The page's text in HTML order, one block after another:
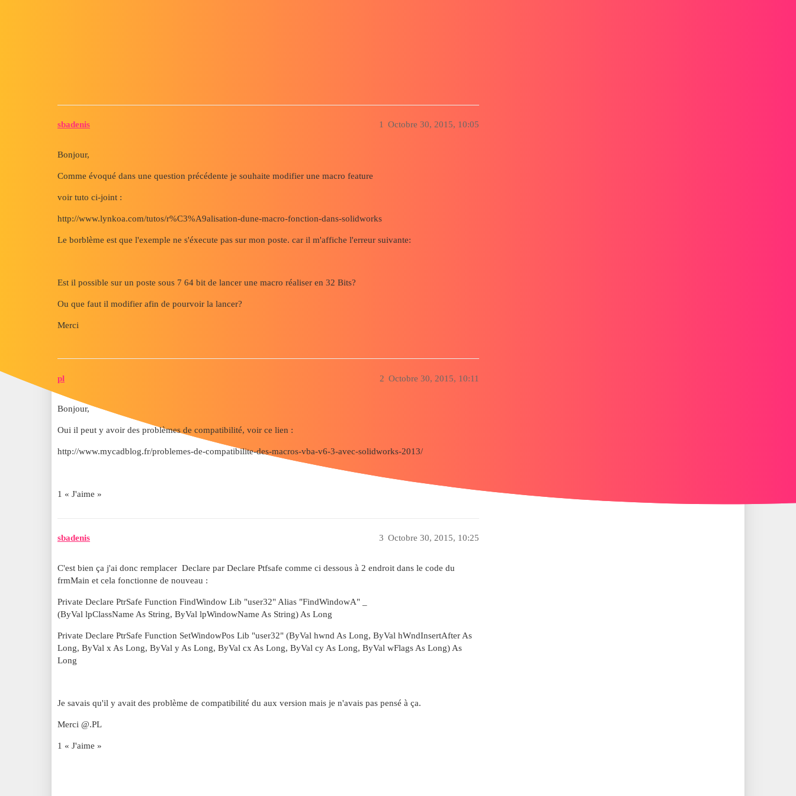
sbadenis Octobre 30, 2015, 10:05
1
Bonjour,
Comme évoqué dans une question précédente je souhaite modifier une macro feature
voir tuto ci-joint :
http://www.lynkoa.com/tutos/r%C3%A9alisation-dune-macro-fonction-dans-solidworks
Le borblème est que l'exemple ne s'éxecute pas sur mon poste. car il m'affiche l'erreur suivante:
Est il possible sur un poste sous 7 64 bit de lancer une macro réaliser en 32 Bits?
Ou que faut il modifier afin de pourvoir la lancer?
Merci
pl Octobre 30, 2015, 10:11
2
Bonjour,
Oui il peut y avoir des problèmes de compatibilité, voir ce lien :
http://www.mycadblog.fr/problemes-de-compatibilite-des-macros-vba-v6-3-avec-solidworks-2013/
1 « J'aime »
sbadenis Octobre 30, 2015, 10:25
3
C'est bien ça j'ai donc remplacer Declare par Declare Ptfsafe comme ci dessous à 2 endroit dans le code du
frmMain et cela fonctionne de nouveau :
Private Declare PtrSafe Function FindWindow Lib "user32" Alias "FindWindowA" _
(ByVal lpClassName As String, ByVal lpWindowName As String) As Long
Private Declare PtrSafe Function SetWindowPos Lib "user32" (ByVal hwnd As Long, ByVal hWndInsertAfter As
Long, ByVal x As Long, ByVal y As Long, ByVal cx As Long, ByVal cy As Long, ByVal wFlags As Long) As
Long
Je savais qu'il y avait des problème de compatibilité du aux version mais je n'avais pas pensé à ça.
Merci @.PL
1 « J'aime »